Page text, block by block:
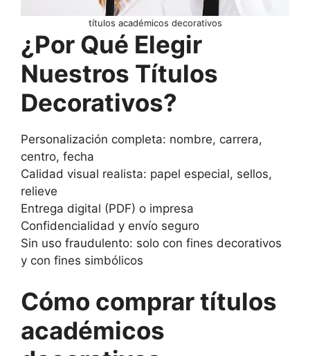
títulos académicos decorativos
¿Por Qué Elegir
Nuestros Títulos
Decorativos?
Personalización completa: nombre, carrera,
centro, fecha
Calidad visual realista: papel especial, sellos,
relieve
Entrega digital (PDF) o impresa
Confidencialidad y envío seguro
Sin uso fraudulento: solo con fines decorativos
y con fines simbólicos
Cómo comprar títulos
académicos